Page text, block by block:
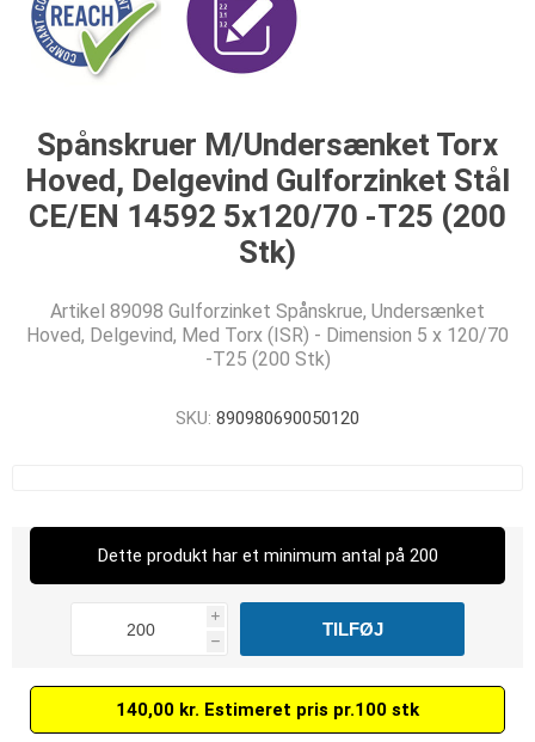
Spånskruer M/Undersænket Torx
Hoved, Delgevind Gulforzinket Stål
CE/EN 14592 5x120/70 -T25 (200
Stk)
Artikel 89098 Gulforzinket Spånskrue, Undersænket
Hoved, Delgevind, Med Torx (ISR) - Dimension 5 x 120/70
-T25 (200 Stk)
SKU: 890980690050120
Dette produkt har et minimum antal på 200
i
h
140,00 kr. Estimeret pris pr.100 stk